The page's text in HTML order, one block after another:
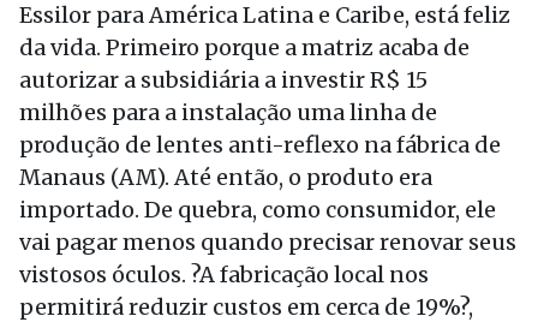
Essilor para América Latina e Caribe, está feliz
da vida. Primeiro porque a matriz acaba de
autorizar a subsidiária a investir R$ 15
milhões para a instalação uma linha de
produção de lentes anti-reflexo na fábrica de
Manaus (AM). Até então, o produto era
importado. De quebra, como consumidor, ele
vai pagar menos quando precisar renovar seus
vistosos óculos. ?A fabricação local nos
permitirá reduzir custos em cerca de 19%?,